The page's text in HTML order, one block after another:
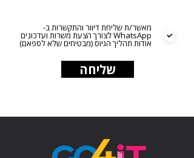
מאשר/ת שליחת דיוור והתקשרות ב-
WhatsApp לצורך הצעת משרות ועדכונים
אודות תהליך הגיוס (מבטיחים שלא לספאם)
שליחה